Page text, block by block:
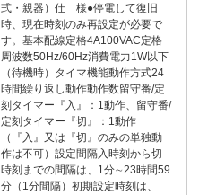
式・親器）仕 様●停電して復旧
時、現在時刻のみ再設定が必要で
す。基本配線定格4A100VAC定格
周波数50Hz/60Hz消費電力1W以下
（待機時）タイマ機能動作方式24
時間繰り返し動作動作数留守番/定
刻タイマー『入』：1動作、留守番/
定刻タイマー『切』：1動作
（『入』又は『切』のみの単独動
作は不可）設定間隔入時刻から切
時刻までの間隔は、1分∼23時間59
分（1分間隔）初期設定時刻は、